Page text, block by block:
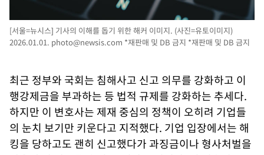
[서울=뉴시스] 기사의 이해를 돕기 위한 해커 이미지. (사진=유토이미지)
2026.01.01. photo@newsis.com *재판매 및 DB 금지 *재판매 및 DB 금지
최근 정부와 국회는 침해사고 신고 의무를 강화하고 이
행강제금을 부과하는 등 법적 규제를 강화하는 추세다.
하지만 이 변호사는 제재 중심의 정책이 오히려 기업들
의 눈치 보기만 키운다고 지적했다. 기업 입장에서는 해
킹을 당하고도 괜히 신고했다가 과징금이나 형사처벌을